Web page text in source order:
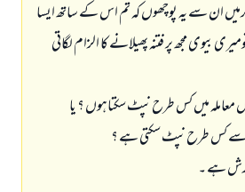
ان سے یہ پوچھوں کہ تم اس کے ساتھ ایسا
بیوی مجھ پر فتنہ پھیلانے کا الزام لگاتی
میں کس طرح نپٹ سکتاہوں ؟ یا
سے کس طرح نپٹ سکتی ہے ؟
ہے ۔
پیش کرنے کے لیے ہماری مدد کریں